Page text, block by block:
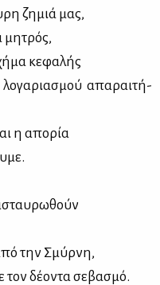
ζη­μιά μας,
μη­τρός,
κε­φα­λής
λο­γα­ρια­σμού απα­ραι­τή­
η απο­ρία
την Σμύρ­νη,
τον δέ­ο­ντα σε­βα­σμό.